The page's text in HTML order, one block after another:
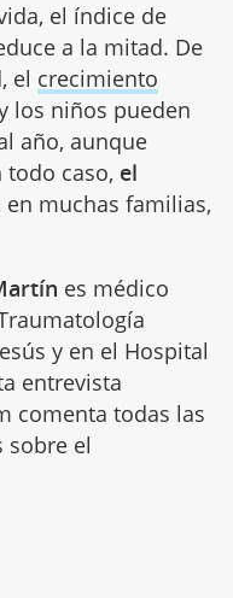
el índice de
a la mitad. De
el crecimiento
los niños pueden
año, aunque
todo caso, el
en muchas familias,
es médico
y en el Hospital
entrevista
comenta todas las
sobre el